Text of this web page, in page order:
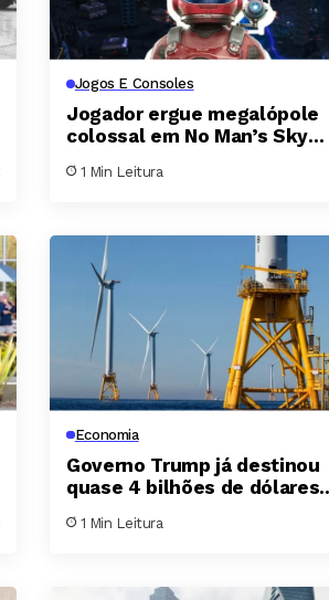
Jogos E Consoles
Jogador ergue megalópole
colossal em No Man’s Sky
carregamento leva cinco
1 Min Leitura
Economia
Governo Trump já destinou
quase 4 bilhões de dólares
eólicos marítimos
1 Min Leitura